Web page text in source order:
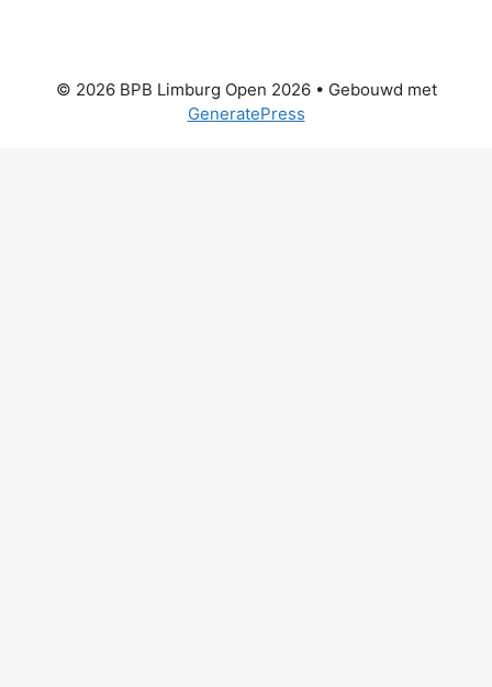
© 2026 BPB Limburg Open 2026• Gebouwd met
GeneratePress